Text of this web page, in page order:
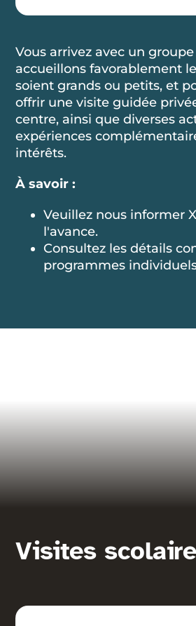
Vous arrivez avec un
accueillons favorablement
soient grands ou petits, et
offrir une visite guidée
centre, ainsi que diverses
expériences
intérêts.
À savoir :
Veuillez nous informer
l'avance.
Consultez les détails
programmes
Visites